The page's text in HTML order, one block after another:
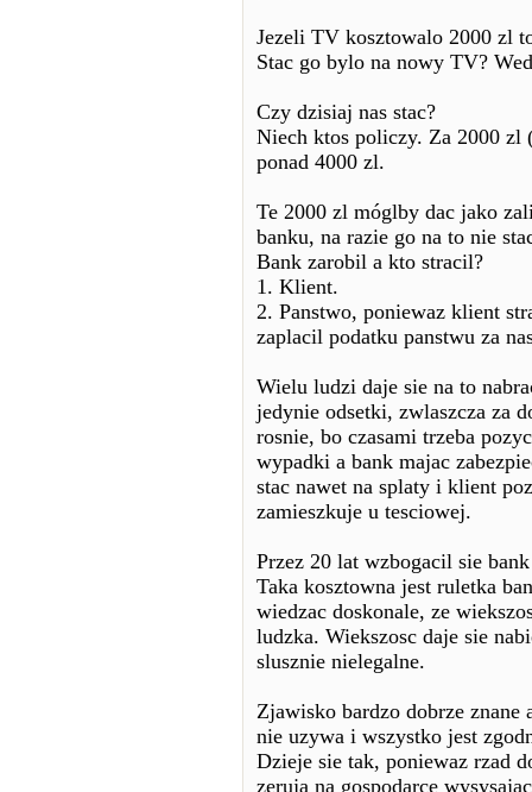
Jezeli TV kosztowalo 2000 zl
Stac go bylo na nowy TV?
Czy dzisiaj nas stac?
Niech ktos policzy. Za 2000 zl
ponad 4000 zl.
Te 2000 zl móglby dac jako
banku, na razie go na to nie
Bank zarobil a kto stracil?
1. Klient.
2. Panstwo, poniewaz klient
zaplacil podatku panstwu za
Wielu ludzi daje sie na to
jedynie odsetki, zwlaszcza za
rosnie, bo czasami trzeba
wypadki a bank majac
stac nawet na splaty i klient
zamieszkuje u tesciowej.
Przez 20 lat wzbogacil sie
Taka kosztowna jest ruletka
wiedzac doskonale, ze
ludzka. Wiekszosc daje sie
slusznie nielegalne.
Zjawisko bardzo dobrze znane
nie uzywa i wszystko jest
Dzieje sie tak, poniewaz rzad
zeruja na gospodarce